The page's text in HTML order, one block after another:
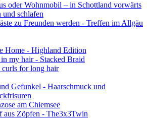
oder Wohnmobil – in Schottland vorwärts
und schlafen
zu Freunden werden - Treffen im Allgäu
Home - Highland Edition
my hair - Stacked Braid
curls for long hair
Gefunkel - Haarschmuck und
am Chiemsee
aus Zöpfen - The3x3Twin